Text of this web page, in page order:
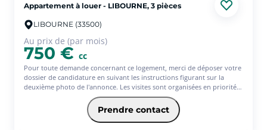
Appartement à louer - LIBOURNE, 3 pièces
LIBOURNE (33500)
Au prix de (par mois)
750 € cc
Pour toute demande concernant ce logement, merci de déposer votre
dossier de candidature en suivant les instructions figurant sur la
deuxième photo de l'annonce. Les visites sont organisées en priorité
pour les dossiers complets : plus votre dossier est finalisé rapidement,
plus vite vous serez contactés. Afin d'assurer un traitement fluide et
équitable des candidatures, nous vous remercions de privilégier ce
canal et d'éviter les sollicitations en parallèle. Dans une résidence
Prendre contact